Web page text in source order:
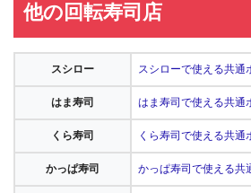
他の回転寿司店
スシロー スシローで使える共通
はま寿司 はま寿司で使える共通
くら寿司 くら寿司で使える共通
かっぱ寿司 かっぱ寿司で使える共